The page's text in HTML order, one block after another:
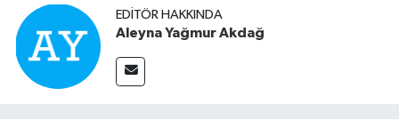
EDITÖR HAKKINDA
Aleyna Yağmur Akdağ